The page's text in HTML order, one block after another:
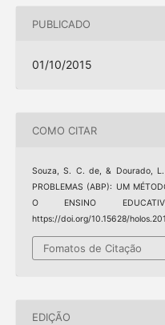
PUBLICADO
01/10/2015
COMO CITAR
Souza, S. C. de, & Dourado, L.
PROBLEMAS (ABP): UM
O ENSINO
https://doi.org/10.15628/
Fomatos de Citação
EDIÇÃO